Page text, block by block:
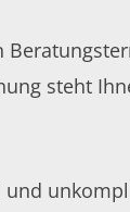
steht
und